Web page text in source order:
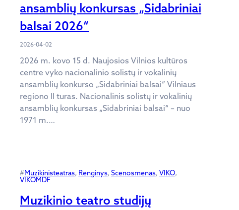
ansamblių konkursas „Sidabriniai
balsai 2026“
2026-04-02
2026 m. kovo 15 d. Naujosios Vilnios kultūros
centre vyko nacionalinio solistų ir vokalinių
ansamblių konkurso „Sidabriniai balsai“ Vilniaus
regiono II turas. Nacionalinis solistų ir vokalinių
ansamblių konkursas „Sidabriniai balsai“ – nuo
1971 m.…
#Muzikinisteatras, Renginys, Scenosmenas, VIKO
VIKOMDF
Muzikinio teatro studijų